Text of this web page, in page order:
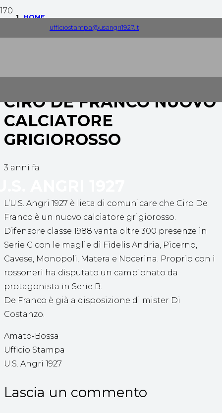
ufficiostampa@usangri1927.it
HOME
CIRO DE FRANCO NUOVO
CALCIATORE
GRIGIOROSSO
3 anni fa
L’U.S. Angri 1927 è lieta di comunicare che Ciro De
Franco è un nuovo calciatore grigiorosso.
Difensore classe 1988 vanta oltre 300 presenze in
Serie C con le maglie di Fidelis Andria, Picerno,
Cavese, Monopoli, Matera e Nocerina. Proprio con i
rossoneri ha disputato un campionato da
protagonista in Serie B.
De Franco è già a disposizione di mister Di
Costanzo.
Amato-Bossa
Ufficio Stampa
U.S. Angri 1927
Lascia un commento